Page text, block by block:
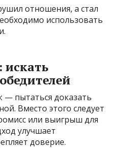
отношения, а стал
использовать
— пытаться доказать
Вместо этого следует
или выигрыш для
улучшает
доверие.